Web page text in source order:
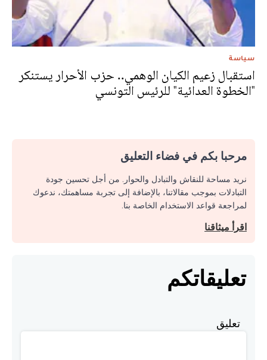
سياسة
استقبال زعيم الكيان الوهمي.. حزب الأحرار يستنكر
"الخطوة العدائية" للرئيس التونسي
مرحبا بكم في فضاء التعليق
نريد مساحة للنقاش والتبادل والحوار. من أجل تحسين جودة
التبادلات بموجب مقالاتنا، بالإضافة إلى تجربة مساهمتك، ندعوك
لمراجعة قواعد الاستخدام الخاصة بنا.
اقرأ ميثاقنا
تعليقاتكم
تعليق